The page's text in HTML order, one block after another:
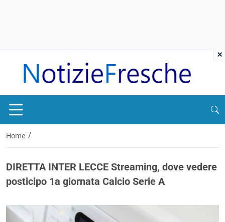
Home /
DIRETTA INTER LECCE Streaming, dove vedere
posticipo 1a giornata Calcio Serie A
×